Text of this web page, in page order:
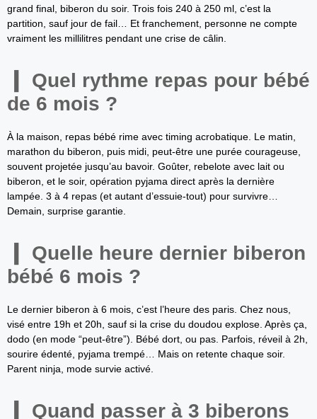
grand final, biberon du soir. Trois fois 240 à 250 ml, c’est la
partition, sauf jour de fail… Et franchement, personne ne compte
vraiment les millilitres pendant une crise de câlin.
Quel rythme repas pour bébé
de 6 mois ?
À la maison, repas bébé rime avec timing acrobatique. Le matin,
marathon du biberon, puis midi, peut-être une purée courageuse,
souvent projetée jusqu’au bavoir. Goûter, rebelote avec lait ou
biberon, et le soir, opération pyjama direct après la dernière
lampée. 3 à 4 repas (et autant d’essuie-tout) pour survivre…
Demain, surprise garantie.
Quelle heure dernier biberon
bébé 6 mois ?
Le dernier biberon à 6 mois, c’est l’heure des paris. Chez nous,
visé entre 19h et 20h, sauf si la crise du doudou explose. Après ça,
dodo (en mode “peut-être”). Bébé dort, ou pas. Parfois, réveil à 2h,
sourire édenté, pyjama trempé… Mais on retente chaque soir.
Parent ninja, mode survie activé.
Quand passer à 3 biberons